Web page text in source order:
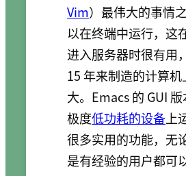
Vim）最伟大的事情
以在终端中运行，这
进入服务器时很有用
15 年来制造的计算机
大。Emacs 的 GUI
极度低功耗的设备 上
很多实用的功能，无
是有经验的用户都可